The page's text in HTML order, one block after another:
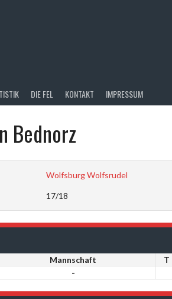
DIE FEL KONTAKT IMPRESSUM
Bednorz
Wolfsburg Wolfsrudel
17/18
Mannschaft T
-